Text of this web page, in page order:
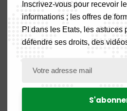
septembre 2025
juillet 2025
Inscrivez-vous pour recevoir
informations ; les offres de
PI dans les Etats, les astuces
défendre ses droits, des